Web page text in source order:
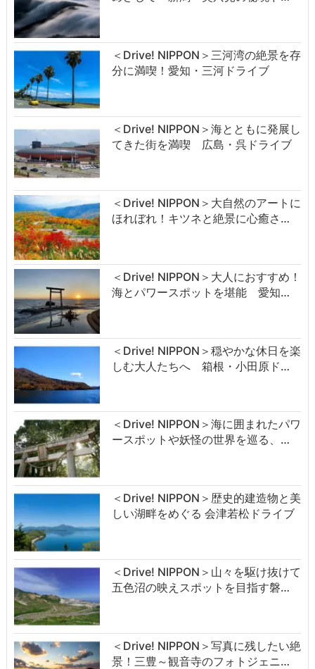
＜Drive! NIPPON＞三河湾の絶景を存
分に満喫！愛知・三河ドライブ
＜Drive! NIPPON＞海とともに発展し
てきた街を満喫 広島・呉ドライブ
＜Drive! NIPPON＞大自然のアートに
ほれぼれ！キツネと絶景に心癒さ…
＜Drive! NIPPON＞大人におすすめ！
海とパワースポットを堪能 愛知…
＜Drive! NIPPON＞穏やかな休日を楽
しむ大人たちへ 箱根・小田原ド…
＜Drive! NIPPON＞海に囲まれたパワ
ースポットや妖怪の世界を巡る、…
＜Drive! NIPPON＞歴史的建造物と美
しい湖畔をめぐる 会津若松ドライブ
＜Drive! NIPPON＞山々を駆け抜けて
五色沼の映えスポットを目指す磐…
＜Drive! NIPPON＞写真に残したい絶
景！三豊～観音寺のフォトジェニ…